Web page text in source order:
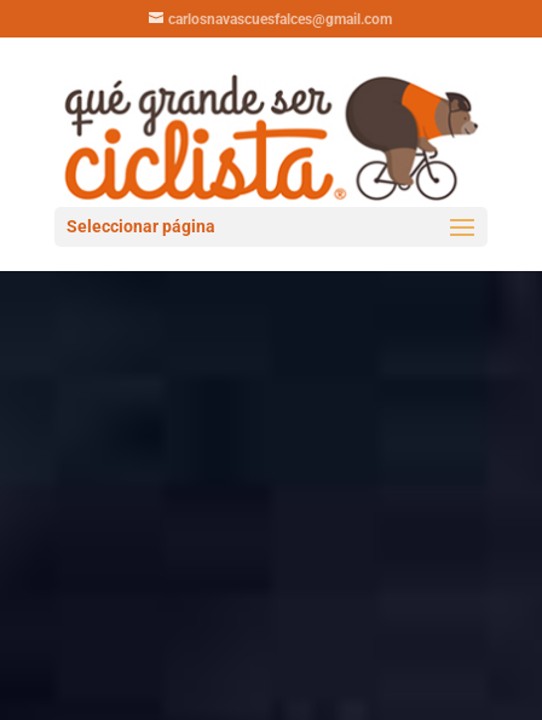
carlosnavascuesfalces@gmail.com
Seleccionar página